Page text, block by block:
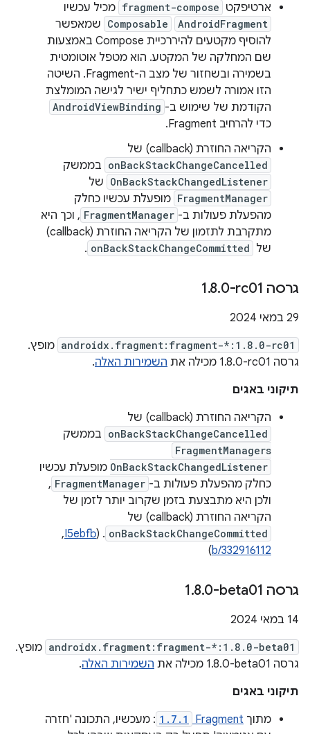
ארטיפקט fragment-compose מכיל עכשיו
AndroidFragment
Composable שמאפשר
להוסיף מקטעים להיררכיית Compose באמצעות
שם המחלקה של המקטע. הוא מטפל אוטומטית
בשמירה ובשחזור של מצב ה-Fragment. השיטה
הזו אמורה לשמש כתחליף ישיר לגישה המומלצת
הקודמת של שימוש ב- AndroidViewBinding
כדי להרחיב Fragment.
הקריאה החוזרת (callback) של
onBackStackChangeCancelled בממשק
OnBackStackChangedListener של
FragmentManager מופעלת עכשיו כחלק
מהפעלת פעולות ב- FragmentManager , וכך היא
מתקרבת לתזמון של הקריאה החוזרת (callback)
של onBackStackChangeCommitted
.
גרסה ‎1 .8.0-rc01
‫29 במאי 2024
androidx.fragment:fragment-*:1.8.0-rc01 מופץ.
גרסה ‎1.8.0-rc01 מכילה את
השמירות האלה.
תיקוני באגים
הקריאה החוזרת (callback) של
onBackStackChangeCancelled בממשק
FragmentManagers
OnBackStackChangedListener מופעלת עכשיו
כחלק מהפעלת פעולות ב- FragmentManager
,
ולכן היא מתבצעת בזמן שקרוב יותר לזמן של
הקריאה החוזרת (callback) של
onBackStackChangeCommitted
. (
I5ebfb
, ‏
b/332916112
)
גרסה ‎1 .8.0-beta01
‫14 במאי 2024
androidx.fragment:fragment-*:1.8.0-beta01 מופץ.
גרסה ‎1.8.0-beta01 מכילה את
השמירות האלה.
תיקוני באגים
מתוך Fragment
1.7.1 : מעכשיו, התכונה 'חזרה